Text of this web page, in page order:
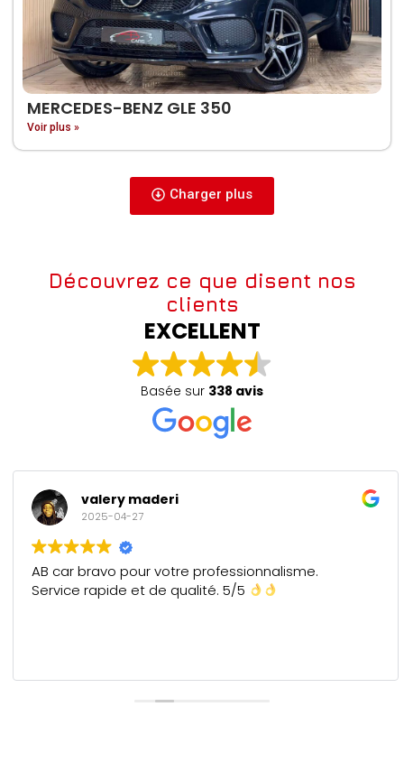
MERCEDES-BENZ GLE 350
Voir plus »
Charger plus
Découvrez ce que disent nos
clients
EXCELLENT
Basée sur 338 avis
valery maderi
2025-04-27
AB car bravo pour votre professionnalisme.
Service rapide et de qualité. 5/5